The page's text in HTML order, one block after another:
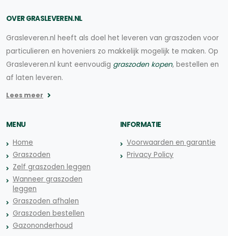
OVER GRASLEVEREN.NL
Grasleveren.nl heeft als doel het leveren van graszoden voor
particulieren en hoveniers zo makkelijk mogelijk te maken. Op
Grasleveren.nl kunt eenvoudig graszoden kopen, bestellen en
af laten leveren.
Lees meer
MENU
Home
Graszoden
Zelf graszoden leggen
Wanneer graszoden
leggen
Graszoden afhalen
Graszoden bestellen
Gazononderhoud
INFORMATIE
Voorwaarden en garantie
Privacy Policy